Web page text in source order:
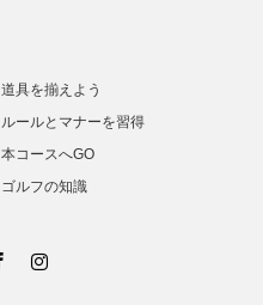
道具を揃えよう
ルールとマナーを習得
本コースへGO
ゴルフの知識